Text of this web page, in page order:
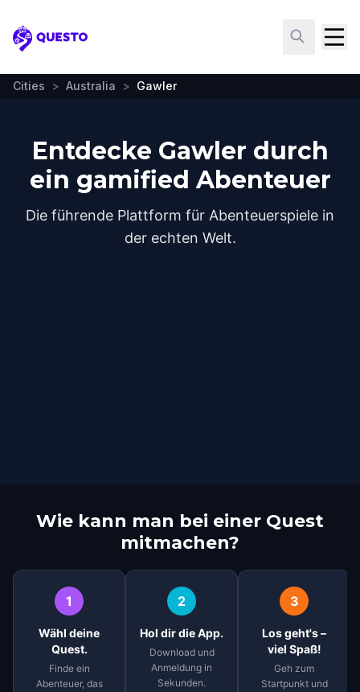
Questo
Cities > Australia > Gawler
Entdecke Gawler durch
ein gamified Abenteuer
Die führende Plattform für Abenteuerspiele in
der echten Welt.
Wie kann man bei einer Quest
mitmachen?
1
Wähl deine
Quest.
Finde ein
Abenteuer, das
2
Hol dir die App.
Download und
Anmeldung in
Sekunden.
3
Los geht's –
viel Spaß!
Geh zum
Startpunkt und